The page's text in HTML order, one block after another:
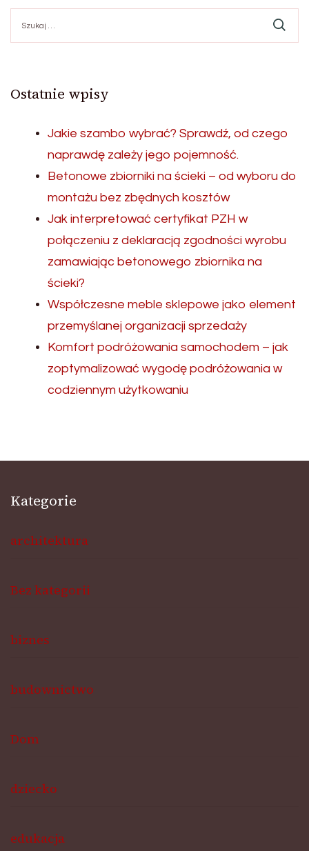
Ostatnie wpisy
Jakie szambo wybrać? Sprawdź, od czego
naprawdę zależy jego pojemność.
Betonowe zbiorniki na ścieki – od wyboru do
montażu bez zbędnych kosztów
Jak interpretować certyfikat PZH w
połączeniu z deklaracją zgodności wyrobu
zamawiając betonowego zbiornika na
ścieki?
Współczesne meble sklepowe jako element
przemyślanej organizacji sprzedaży
Komfort podróżowania samochodem – jak
zoptymalizować wygodę podróżowania w
codziennym użytkowaniu
Kategorie
architektura
Bez kategorii
biznes
budownictwo
Dom
dziecko
edukacja